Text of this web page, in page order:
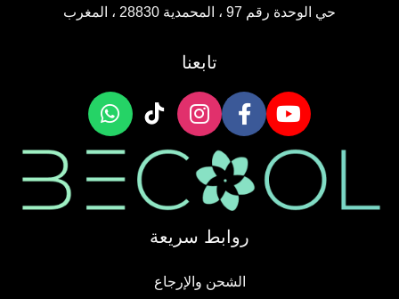
حي الوحدة رقم 97 ، المحمدية 28830 ، المغرب
تابعنا
روابط سريعة
الشحن والإرجاع